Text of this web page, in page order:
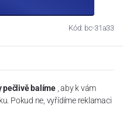
Kód: bc-31a33
pečlivě balíme , aby k vám
Pokud ne, vyřídíme reklamaci